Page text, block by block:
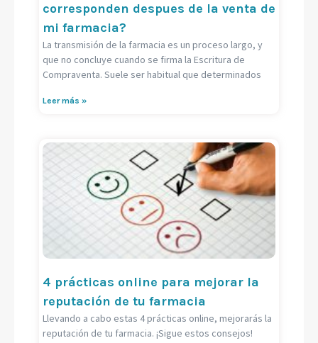
corresponden despues de la venta de
mi farmacia?
La transmisión de la farmacia es un proceso largo, y
que no concluye cuando se firma la Escritura de
Compraventa. Suele ser habitual que determinados
Leer más »
4 prácticas online para mejorar la
reputación de tu farmacia
Llevando a cabo estas 4 prácticas online, mejorarás la
reputación de tu farmacia. ¡Sigue estos consejos!